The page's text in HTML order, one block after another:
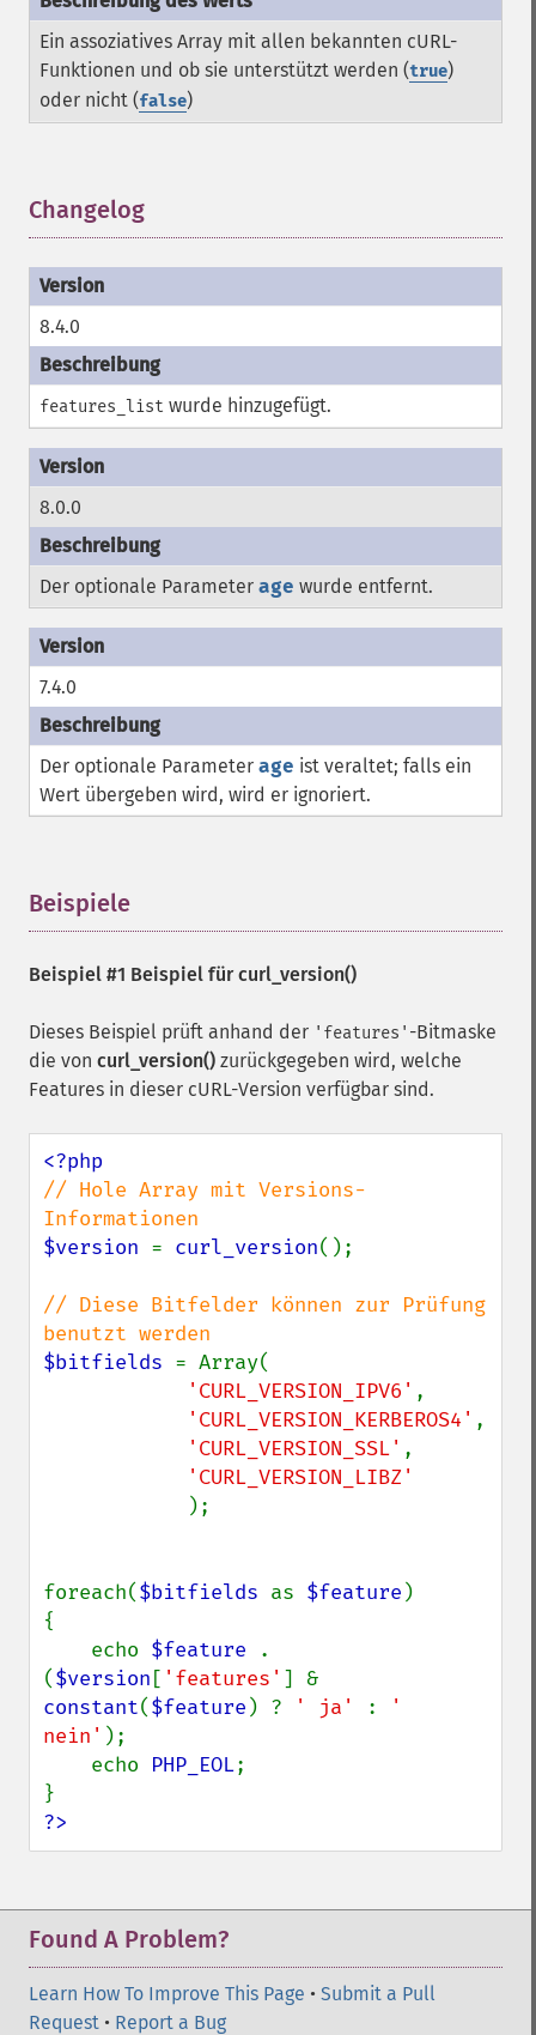
Ein assoziatives Array mit allen bekannten cURL-
Funktionen und ob sie unterstützt werden (true)
oder nicht (false)
Changelog
8.4.0
features_list wurde hinzugefügt.
8.0.0
Der optionale Parameter age wurde entfernt.
7.4.0
Der optionale Parameter age ist veraltet; falls ein
Wert übergeben wird, wird er ignoriert.
Beispiele
Beispiel #1 Beispiel fürcurl_version()
Dieses Beispiel prüft anhand der 'features' -Bitmaske
die von curl_version() zurückgegeben wird, welche
Features in dieser cURL-Version verfügbar sind.
// Hole Array mit Versions-
$version = curl_version();
// Diese Bitfelder können zur Prüfung
$bitfields = Array(
'CURL_VERSION_IPV6' ,
'CURL_VERSION_KERBEROS4' ,
'CURL_VERSION_SSL' ,
'CURL_VERSION_LIBZ'
);
foreach($bitfields as $feature )
{
    echo
$feature
.
($version [ 'features'
constant($feature ) ? ' ja' :
'
nein' );
    echo
PHP_EOL;
?>
Found A Problem?
Learn How To Improve This Page • Submit a Pull
Request • Report a Bug